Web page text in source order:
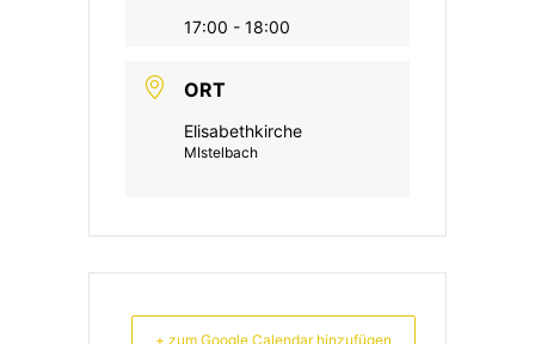
17:00 - 18:00
ORT
Elisabethkirche
MIstelbach
+ zum Google Calendar hinzufügen